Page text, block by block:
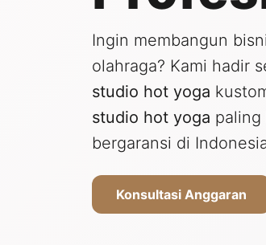
Ingin membangun
olahraga? Kami hadir
studio hot yoga
studio hot yoga paling
bergaransi di
Konsultasi Anggaran